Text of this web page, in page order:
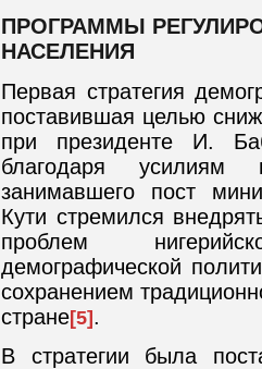
ПРОГРАММЫ
НАСЕЛЕНИЯ
Первая стратегия
поставившая целью
при президенте И.
благодаря усилиям
занимавшего пост
Кути стремился
проблем
демографической
сохранением
стране[5].
В стратегии была